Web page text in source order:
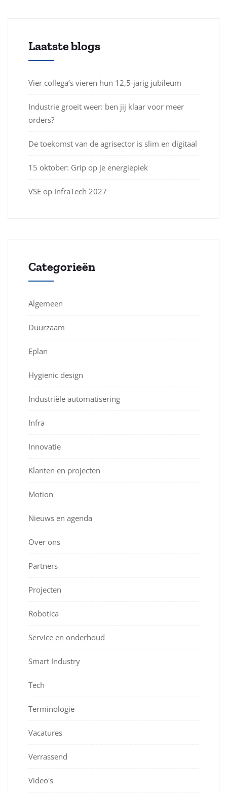
Laatste blogs
Vier collega’s vieren hun 12,5-jarig jubileum
Industrie groeit weer: ben jij klaar voor meer
orders?
De toekomst van de agrisector is slim en digitaal
15 oktober: Grip op je energiepiek
VSE op InfraTech 2027
Categorieën
Algemeen
Duurzaam
Eplan
Hygienic design
Industriële automatisering
Infra
Innovatie
Klanten en projecten
Motion
Nieuws en agenda
Over ons
Partners
Projecten
Robotica
Service en onderhoud
Smart Industry
Tech
Terminologie
Vacatures
Verrassend
Video's